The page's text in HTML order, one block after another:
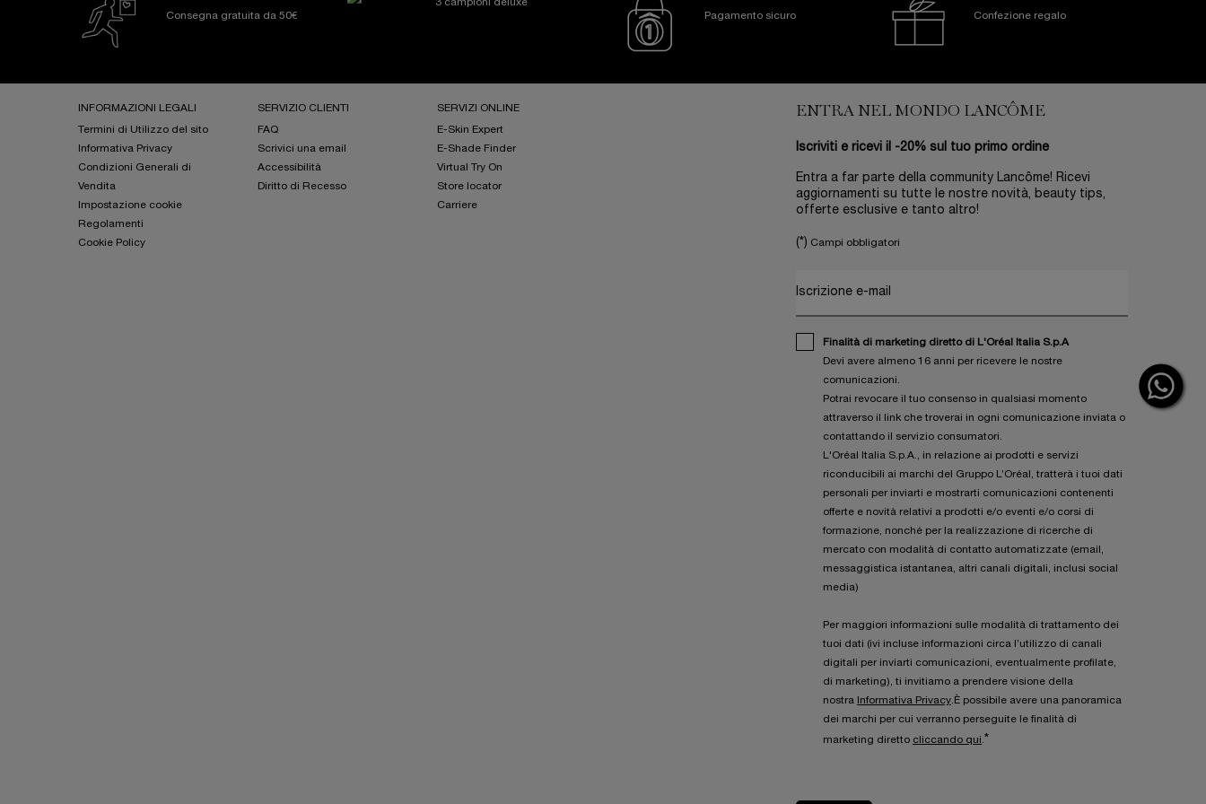
Consegna gratuita da 50€
Pagamento sicuro
Confezione regalo
INFORMAZIONI LEGALI
Termini di Utilizzo del sito
Informativa Privacy
Condizioni Generali di
Vendita
Impostazione cookie
Regolamenti
Cookie Policy
SERVIZIO CLIENTI
FAQ
Scrivici una email
Accessibilità
Diritto di Recesso
SERVIZI ONLINE
E-Skin Expert
E-Shade Finder
Virtual Try On
Store locator
Carriere
ENTRA NEL MONDO LANCÔME
Iscriviti e ricevi il -20% sul tuo primo ordine
Entra a far parte della community Lancôme! Ricevi
aggiornamenti su tutte le nostre novità, beauty tips,
offerte esclusive e tanto altro!
(*) Campi obbligatori
Iscrizione e-mail
Finalità di marketing diretto di L'Oréal Italia S.p.A
Devi avere almeno 16 anni per ricevere le nostre
comunicazioni.
Potrai revocare il tuo consenso in qualsiasi momento
attraverso il link che troverai in ogni comunicazione inviata o
contattando il servizio consumatori.
L'Oréal Italia S.p.A., in relazione ai prodotti e servizi
riconducibili ai marchi del Gruppo L’Oréal, tratterà i tuoi dati
personali per inviarti e mostrarti comunicazioni contenenti
offerte e novità relativi a prodotti e/o eventi e/o corsi di
formazione, nonché per la realizzazione di ricerche di
mercato con modalità di contatto automatizzate (email,
messaggistica istantanea, altri canali digitali, inclusi social
media)
Per maggiori informazioni sulle modalità di trattamento dei
tuoi dati (ivi incluse informazioni circa l’utilizzo di canali
digitali per inviarti comunicazioni, eventualmente profilate,
di marketing), ti invitiamo a prendere visione della
nostra
Informativa Privacy.È possibile avere una panoramica
dei marchi per cui verranno perseguite le finalità di
marketing diretto cliccando qui.*